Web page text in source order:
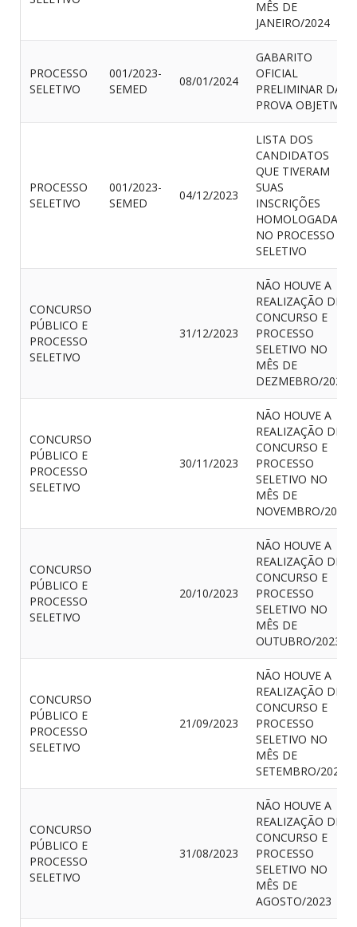
MÊS DE
JANEIRO/2024
PROCESSO
SELETIVO
001/2023-
SEMED
08/01/2024
GABARITO
OFICIAL
PRELIMINAR DA
PROVA OBJETIVA
PROCESSO
SELETIVO
001/2023-
SEMED
04/12/2023
LISTA DOS
CANDIDATOS
QUE TIVERAM
SUAS
INSCRIÇÕES
HOMOLOGADAS
NO PROCESSO
SELETIVO
CONCURSO
PÚBLICO E
PROCESSO
SELETIVO
31/12/2023
NÃO HOUVE A
REALIZAÇÃO DE
CONCURSO E
PROCESSO
SELETIVO NO
MÊS DE
DEZMEBRO/2023
CONCURSO
PÚBLICO E
PROCESSO
SELETIVO
30/11/2023
NÃO HOUVE A
REALIZAÇÃO DE
CONCURSO E
PROCESSO
SELETIVO NO
MÊS DE
NOVEMBRO/2023
CONCURSO
PÚBLICO E
PROCESSO
SELETIVO
20/10/2023
NÃO HOUVE A
REALIZAÇÃO DE
CONCURSO E
PROCESSO
SELETIVO NO
MÊS DE
OUTUBRO/2023
CONCURSO
PÚBLICO E
PROCESSO
SELETIVO
21/09/2023
NÃO HOUVE A
REALIZAÇÃO DE
CONCURSO E
PROCESSO
SELETIVO NO
MÊS DE
SETEMBRO/2023
CONCURSO
PÚBLICO E
PROCESSO
SELETIVO
31/08/2023
NÃO HOUVE A
REALIZAÇÃO DE
CONCURSO E
PROCESSO
SELETIVO NO
MÊS DE
AGOSTO/2023